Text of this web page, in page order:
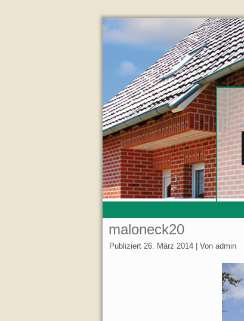
maloneck20
Publiziert 26. März 2014 Von admin